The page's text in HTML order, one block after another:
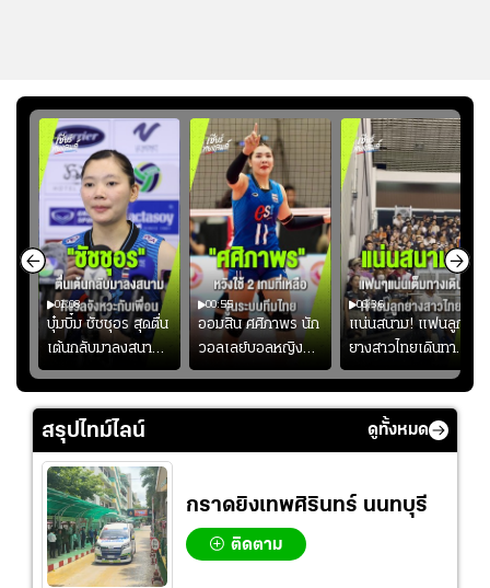
01:08
บุ๋มบิ๋ม ชัชชุอร สุดตื่น
เต้นกลับมาลงสนาม
ให้ทีมชาติ แอบกังวล
จังหวะไม่เข้ากับเพื่อน
00:55
ออมสิน ศศิภาพร นัก
วอลเลย์บอลหญิงทีม
ชาติไทย หวังใช้ 2
เกมที่เหลือ ปรับจู
00:36
แน่นสนาม! แฟนลูก
ยางสาวไทยเดินทาง
เข้ามาเชียร์สาวไทย
อย่างคึกคัก เพื่อให้
กำลังใจ ก่อนที่สาว
สรุปไทม์ไลน์ ดูทั้งหมด
กราดยิงเทพศิรินทร์ นนทบุรี
ติดตาม